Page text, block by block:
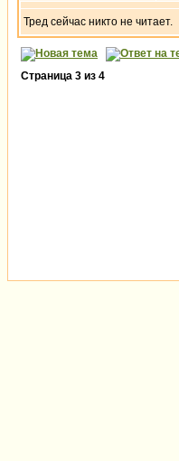
Тред сейчас никто не читает.
Страница 3 из 4